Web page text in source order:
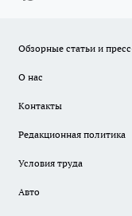
Обзорные статьи и
О нас
Контакты
Редакционная политика
Условия труда
Авто